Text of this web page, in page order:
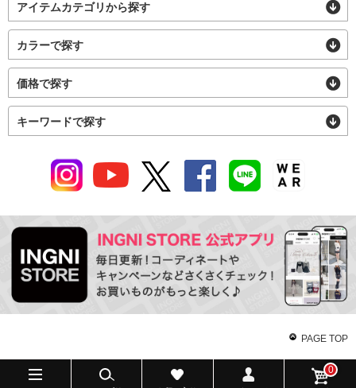
アイテムカテゴリから探す
カラーで探す
価格で探す
キーワードで探す
PAGE TOP
0